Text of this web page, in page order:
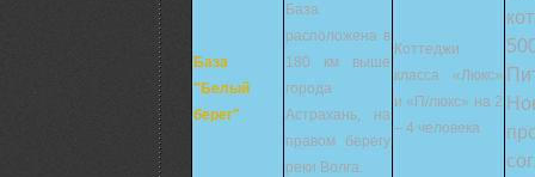
База
"Белый
берег"
База
расположена в
180 км выше
города
Астрахань, на
правом берегу
реки Волга.
Коттеджи
класса «Люкс»
и «П/люкс» на 2
– 4 человека